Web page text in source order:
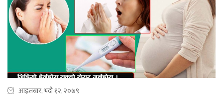
आइतबार, भदौ १२, २०७९